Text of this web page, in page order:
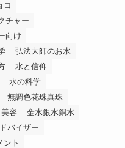
コ
チャー
向け
弘法大師のお水
水と信仰
水の科学
無調色花珠真珠
美容
金水銀水銅水
バイザー
ント